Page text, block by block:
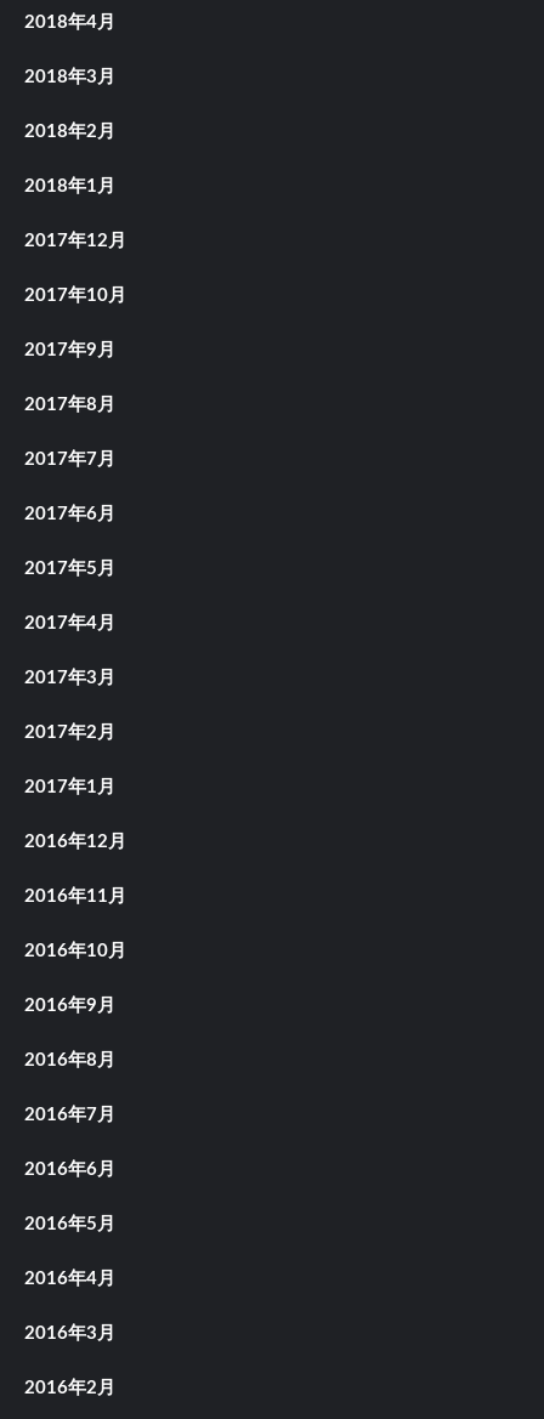
2018年4月
2018年3月
2018年2月
2018年1月
2017年12月
2017年10月
2017年9月
2017年8月
2017年7月
2017年6月
2017年5月
2017年4月
2017年3月
2017年2月
2017年1月
2016年12月
2016年11月
2016年10月
2016年9月
2016年8月
2016年7月
2016年6月
2016年5月
2016年4月
2016年3月
2016年2月